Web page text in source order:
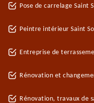
Pose de carrelage Saint
Peintre intérieur Saint
Entreprise de
Rénovation et
Rénovation, travaux de